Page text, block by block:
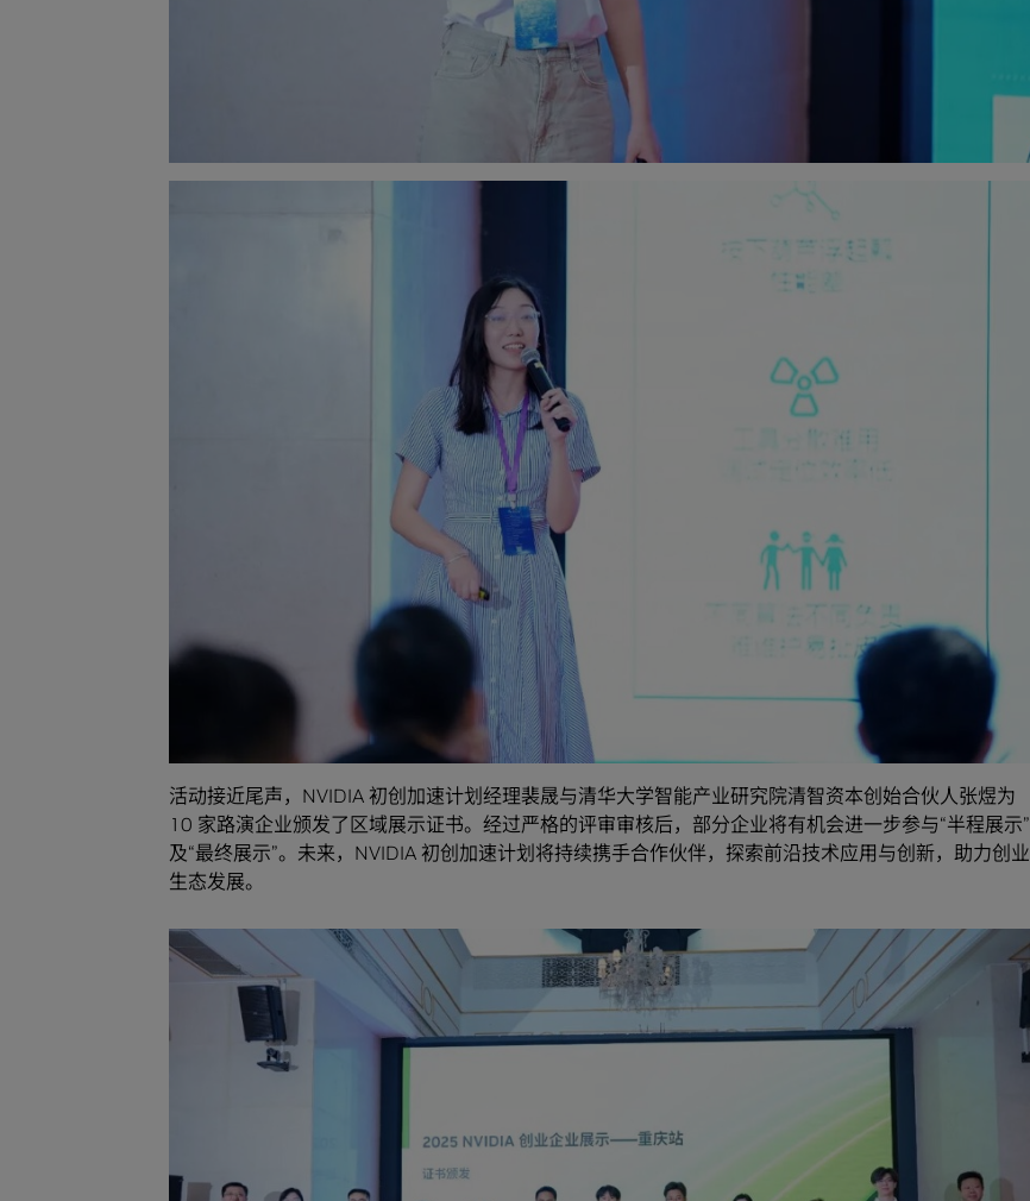
活动接近尾声，NVIDIA 初创加速计划经理裴晟与清华大学智能产业研究院清智资本创始合伙人张煜为
10 家路演企业颁发了区域展示证书。经过严格的评审审核后，部分企业将有机会进一步参与“半程展示”
及“最终展示”。未来，NVIDIA 初创加速计划将持续携手合作伙伴，探索前沿技术应用与创新，助力创业
生态发展。